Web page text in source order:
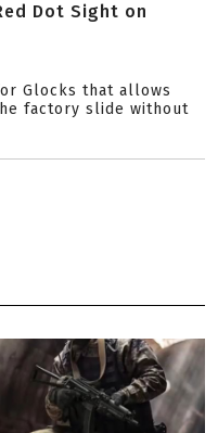
Dot Sight on
Glocks that allows
factory slide without